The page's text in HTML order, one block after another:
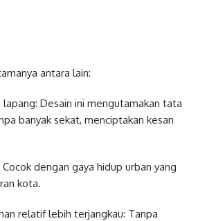
antara lain:
Desain ini mengutamakan tata
banyak sekat, menciptakan kesan
dengan gaya hidup urban yang
kota.
relatif lebih terjangkau: Tanpa